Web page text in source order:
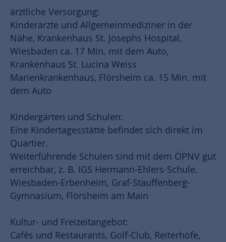
ärztliche Versorgung:
Kinderärzte und Allgemeinmediziner in der
Nähe, Krankenhaus St. Josephs Hospital,
Wiesbaden ca. 17 Min. mit dem Auto,
Krankenhaus St. Lucina Weiss
Marienkrankenhaus, Flörsheim ca. 15 Min. mit
dem Auto
Kindergärten und Schulen:
Eine Kindertagesstätte befindet sich direkt im
Quartier.
Weiterführende Schulen sind mit dem ÖPNV gut
erreichbar, z. B. IGS Hermann-Ehlers-Schule,
Wiesbaden-Erbenheim, Graf-Stauffenberg-
Gymnasium, Flörsheim am Main
Kultur- und Freizeitangebot:
Cafés und Restaurants, Golf-Club, Reiterhöfe,